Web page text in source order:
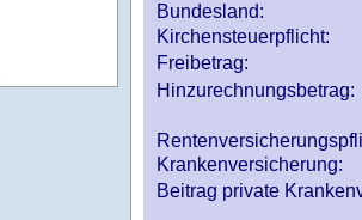
Bundesland:
Kirchensteuerpflicht:
Freibetrag:
Hinzurechnungsbetrag:
Krankenversicherung:
Beitrag private